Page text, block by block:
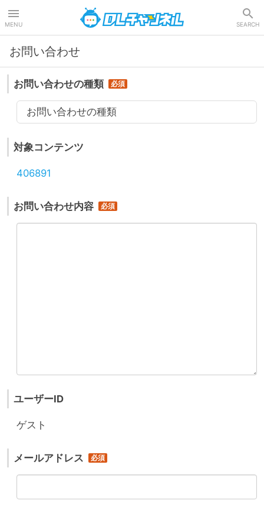
MENU SEARCH
お問い合わせ
お問い合わせの種類
お問い合わせの種類
対象コンテンツ
406891
お問い合わせ内容
ユーザーID
ゲスト
メールアドレス